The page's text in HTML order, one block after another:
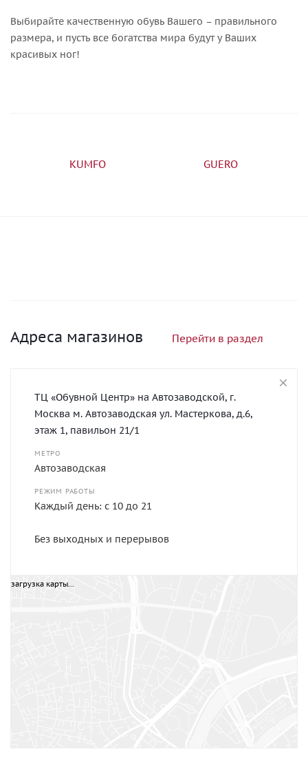
Выбирайте качественную обувь Вашего – правильного
размера, и пусть все богатства мира будут у Ваших
красивых ног!
KUMFO GUERO
Адреса магазинов Перейти в раздел
ТЦ «Обувной Центр» на Автозаводской, г.
Москва м. Автозаводская ул. Мастеркова, д.6,
этаж 1, павильон 21/1
МЕТРО
Автозаводская
РЕЖИМ РАБОТЫ
Каждый день: с 10 до 21
Без выходных и перерывов
загрузка карты...